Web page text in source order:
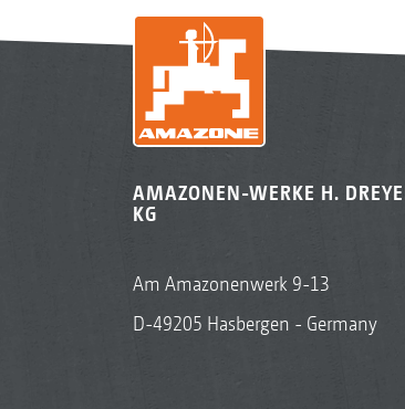
AMAZONEN-WERKE H.
KG
Am Amazonenwerk 9-13
D-49205 Hasbergen - Germany